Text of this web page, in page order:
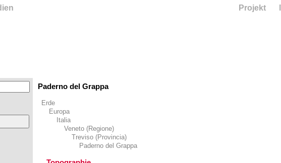
Paderno del Grappa
Erde
Europa
Italia
Veneto (Regione)
Treviso (Provincia)
Paderno del Grappa
Projekt